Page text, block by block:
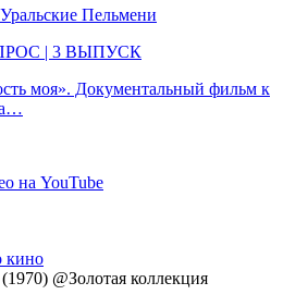
Пельмени
| 3 ВЫПУСК
моя». Документальный фильм к
кино
@Золотая коллекция